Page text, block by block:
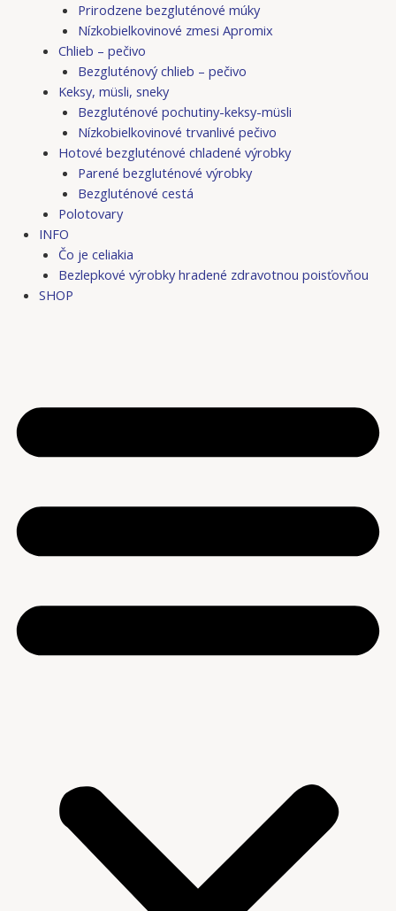
Prirodzene bezgluténové múky
Nízkobielkovinové zmesi Apromix
Chlieb – pečivo
Bezgluténový chlieb – pečivo
Keksy, müsli, sneky
Bezgluténové pochutiny-keksy-müsli
Nízkobielkovinové trvanlivé pečivo
Hotové bezgluténové chladené výrobky
Parené bezgluténové výrobky
Bezgluténové cestá
Polotovary
INFO
Čo je celiakia
Bezlepkové výrobky hradené zdravotnou poisťovňou
SHOP